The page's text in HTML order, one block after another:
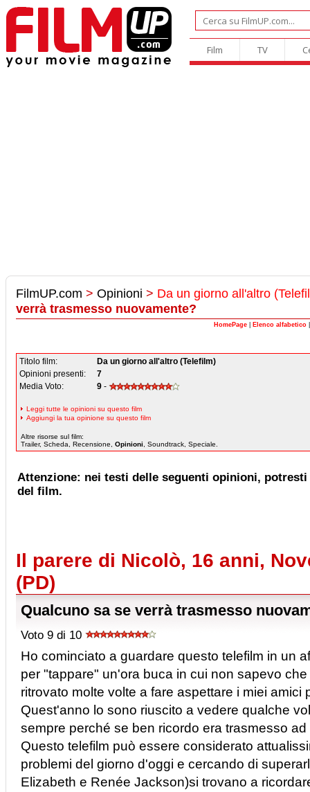
Film TV
FilmUP.com > Opinioni > Da un giorno all'altro
verrà trasmesso nuovamente?
HomePage Elenco alfabetico
Titolo film:
Da un giorno all'altro (Telefilm)
Opinioni presenti:
7
Media Voto:
9 -
Leggi tutte le opinioni su questo film
Aggiungi la tua opinione su questo film
Altre risorse sul film:
Trailer, Scheda, Recensione, Opinioni , Soundtrack, Speciale.
Attenzione: nei testi delle seguenti opinioni,
del film.
Il parere di Nicolò, 16 anni,
(PD)
Qualcuno sa se verrà trasmesso
Voto 9 di 10
Ho cominciato a guardare questo telefilm in un
per "tappare" un'ora buca in cui non sapevo
ritrovato molte volte a fare aspettare i miei amici
Quest'anno lo sono riuscito a vedere qualche
sempre perché se ben ricordo era trasmesso
Questo telefilm può essere considerato
problemi del giorno d'oggi e cercando di
Elizabeth e Renée Jackson)si trovano a